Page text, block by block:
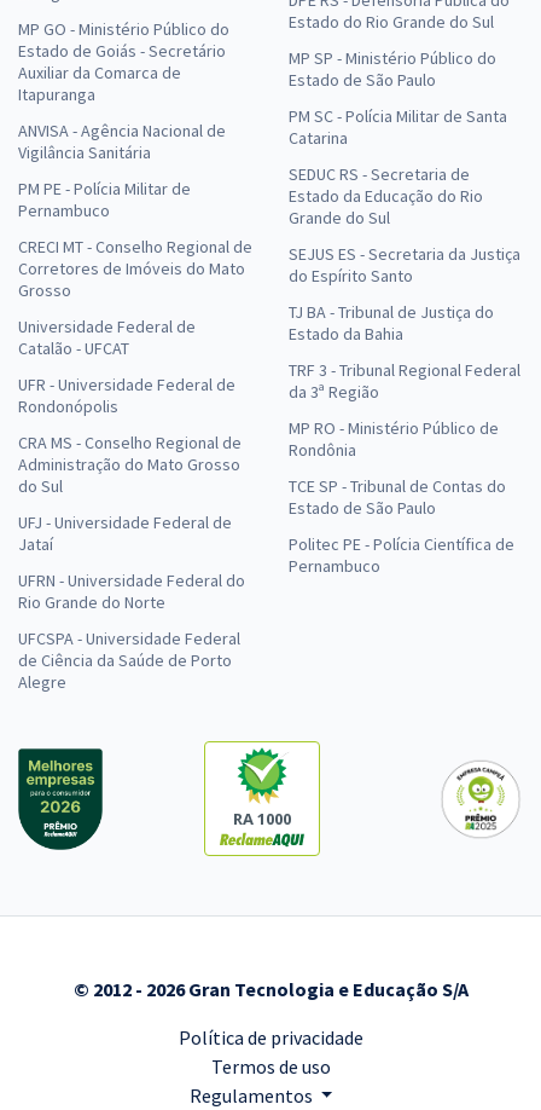
MP GO - Ministério Público do
Estado de Goiás - Secretário
Auxiliar da Comarca de
Itapuranga
ANVISA - Agência Nacional de
Vigilância Sanitária
PM PE - Polícia Militar de
Pernambuco
CRECI MT - Conselho Regional de
Corretores de Imóveis do Mato
Grosso
Universidade Federal de
Catalão - UFCAT
UFR - Universidade Federal de
Rondonópolis
CRA MS - Conselho Regional de
Administração do Mato Grosso
do Sul
UFJ - Universidade Federal de
Jataí
UFRN - Universidade Federal do
Rio Grande do Norte
UFCSPA - Universidade Federal
de Ciência da Saúde de Porto
Alegre
Estado do Rio Grande do Sul
MP SP - Ministério Público do
Estado de São Paulo
PM SC - Polícia Militar de Santa
Catarina
SEDUC RS - Secretaria de
Estado da Educação do Rio
Grande do Sul
SEJUS ES - Secretaria da Justiça
do Espírito Santo
TJ BA - Tribunal de Justiça do
Estado da Bahia
TRF 3 - Tribunal Regional Federal
da 3ª Região
MP RO - Ministério Público de
Rondônia
TCE SP - Tribunal de Contas do
Estado de São Paulo
Politec PE - Polícia Científica de
Pernambuco
RA 1000
© 2012 - 2026 Gran Tecnologia e Educação S/A
Política de privacidade
Termos de uso
Regulamentos